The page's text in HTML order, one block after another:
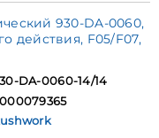
930-DA-0060,
действия, F05/F07,
DA-0060-14/14